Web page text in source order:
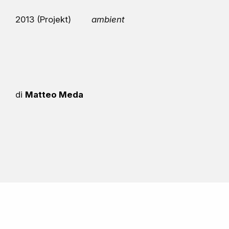
2013 (Projekt) ambient
di Matteo Meda